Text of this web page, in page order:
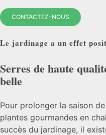
CONTACTEZ-NOUS
Le jardinage a un effet
Serres de haute
belle
Pour prolonger la saison
plantes gourmandes en
succès du jardinage, il